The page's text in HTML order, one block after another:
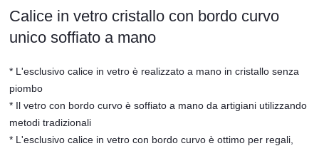
Calice in vetro cristallo con bordo curvo
unico soffiato a mano
* L'esclusivo calice in vetro è realizzato a mano in cristallo senza
piombo
* Il vetro con bordo curvo è soffiato a mano da artigiani utilizzando
metodi tradizionali
* L'esclusivo calice in vetro con bordo curvo è ottimo per regali,